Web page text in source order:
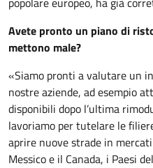
Avete pronto un piano di
mettono male?
«Siamo pronti a valutare un
nostre aziende, ad esempio
disponibili dopo l’ultima
lavoriamo per tutelare le
aprire nuove strade in mercati
Messico e il Canada, i Paesi